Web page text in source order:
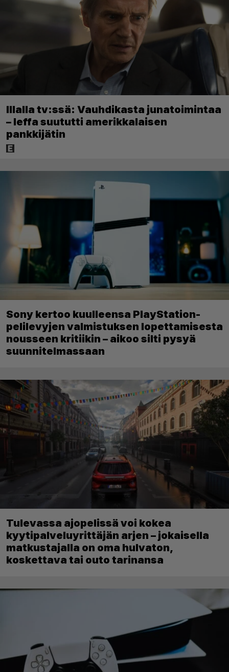
Illalla tv:ssä: Vauhdikasta junatoimintaa
– leffa suututti amerikkalaisen
pankkijätin
Sony kertoo kuulleensa PlayStation-
pelilevyjen valmistuksen lopettamisesta
nousseen kritiikin – aikoo silti pysyä
suunnitelmassaan
Tulevassa ajopelissä voi kokea
kyytipalveluyrittäjän arjen – jokaisella
matkustajalla on oma hulvaton,
koskettava tai outo tarinansa